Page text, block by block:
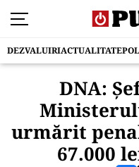
DEZVALUIRIACTUALITATE
DNA:
urmărit
67.000